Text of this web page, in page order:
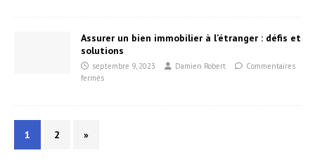
Assurer un bien immobilier à l’étranger : défis et
solutions
septembre 9, 2023 Damien Robert
Commentaires
fermés
1 2 »